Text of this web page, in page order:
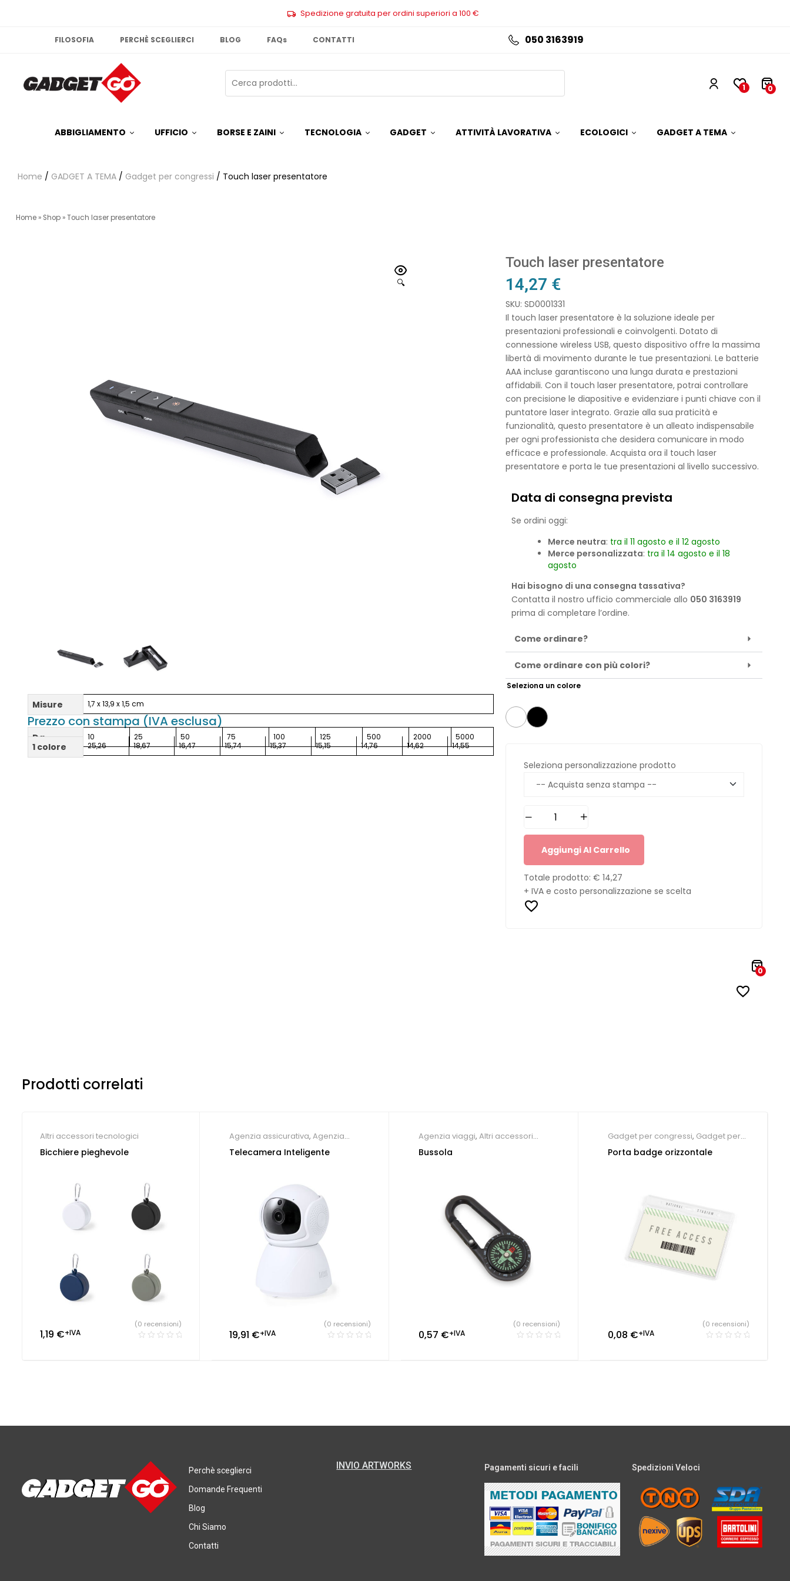
Spedizione gratuita per ordini superiori a 100 €
FILOSOFIA PERCHÈ SCEGLIERCI BLOG FAQs CONTATTI 050 3163919
1 0
ABBIGLIAMENTO UFFICIO BORSE E ZAINI TECNOLOGIA GADGET ATTIVITÀ LAVORATIVA ECOLOGICI GADGET A TEMA
Home / GADGET A TEMA / Gadget per congressi / Touch laser presentatore
Home » Shop »Touch laser presentatore
🔍
Misure 1,7 x 13,9 x 1,5 cm
Prezzo con stampa (IVA esclusa)
Da 10 25 50 75 100 125 500 2000 5000
1 colore 25,26 18,67 16,47 15,74 15,37 15,15 14,76 14,62 14,55
Touch laser presentatore
14,27 €
SKU: SD0001331
Il touch laser presentatore è la soluzione ideale per
presentazioni professionali e coinvolgenti. Dotato di
connessione wireless USB, questo dispositivo offre la massima
libertà di movimento durante le tue presentazioni. Le batterie
AAA incluse garantiscono una lunga durata e prestazioni
affidabili. Con il touch laser presentatore, potrai controllare
con precisione le diapositive e evidenziare i punti chiave con il
puntatore laser integrato. Grazie alla sua praticità e
funzionalità, questo presentatore è un alleato indispensabile
per ogni professionista che desidera comunicare in modo
efficace e professionale. Acquista ora il touch laser
presentatore e porta le tue presentazioni al livello successivo.
Data di consegna prevista
Se ordini oggi:
Merce neutra: tra il 11 agosto e il 12 agosto
Merce personalizzata: tra il 14 agosto e il 18
agosto
Hai bisogno di una consegna tassativa?
Contatta il nostro ufficio commerciale allo 050 3163919
prima di completare l’ordine.
Come ordinare?
Come ordinare con più colori?
Seleziona un colore
Seleziona personalizzazione prodotto
Aggiungi Al Carrello
Totale prodotto: € 14,27
+ IVA e costo personalizzazione se scelta
0
Prodotti correlati
Altri accessori tecnologici
Bicchiere pieghevole
1,19 €+IVA
(0 recensioni)
Agenzia assicurativa, Agenzia
immobiliare,Altri accessori
Telecamera Inteligente
19,91 €+IVA
(0 recensioni)
Agenzia viaggi, Altri accessori
tecnologici
Bussola
0,57 €+IVA
(0 recensioni)
Gadget per congressi, Gadget per
fiere,Lanyard personalizzabili
Porta badge orizzontale
0,08 €+IVA
(0 recensioni)
Perchè sceglierci
Domande Frequenti
Blog
Chi Siamo
Contatti
INVIO ARTWORKS Pagamenti sicuri e facili Spedizioni Veloci